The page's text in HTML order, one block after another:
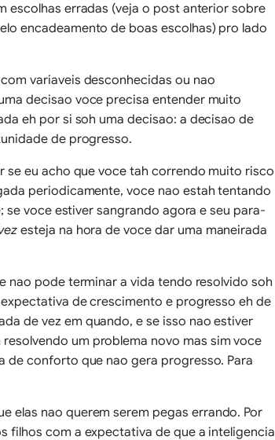
escolhas erradas (veja o post anterior sobre
encadeamento de boas escolhas) pro lado
variaveis desconhecidas ou nao
decisao voce precisa entender muito
eh por si soh uma decisao: a decisao de
de progresso.
eu acho que voce tah correndo muito risco
periodicamente, voce nao estah tentando
voce estiver sangrando agora e seu para-
esteja na hora de voce dar uma maneirada
nao pode terminar a vida tendo resolvido soh
de crescimento e progresso eh de
de vez em quando, e se isso nao estiver
um problema novo mas sim voce
de conforto que nao gera progresso. Para
elas nao querem serem pegas errando. Por
filhos com a expectativa de que a inteligencia